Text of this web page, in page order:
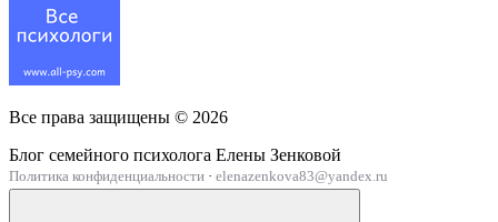
Все права защищены © 2026
Блог семейного психолога Елены Зенковой
Политика конфиденциальности · elenazenkova83@yandex.ru